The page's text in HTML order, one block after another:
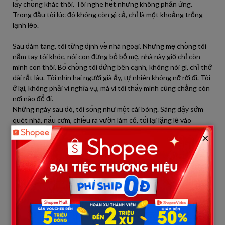
lấy chồng khác thôi. Tôi nghe hết nhưng không phản ứng.
Trong đầu tôi lúc đó không còn gì cả, chỉ là một khoảng trống
lạnh lẽo.
Sau đám tang, tôi từng định về nhà ngoại. Nhưng mẹ chồng tôi
nắm tay tôi khóc, nói con đừng bỏ bố mẹ, nhà này giờ chỉ còn
mình con thôi. Bố chồng tôi đứng bên cạnh, không nói gì, chỉ thở
dài rất lâu. Tôi nhìn hai người già ấy, tự nhiên không nỡ rời đi. Tôi
ở lại, không phải vì nghĩa vụ, mà vì tôi thấy mình cũng chẳng còn
nơi nào để đi.
Những ngày sau đó, tôi sống như một cái bóng. Sáng dậy sớm
quét nhà, nấu cơm, chiều ra vườn làm cỏ, tối lại lặng lẽ vào
phòng. Căn phòng trước đây có hai người, giờ chỉ còn mình tôi.
Có những đêm tôi nằm nhìn trần nhà đến sáng, không ngủ nổi,
không khóc nổi, chỉ thấy mình như đang tồn tại chứ không phải
đang sống.
Mẹ chồng tôi yếu dần sau cú sốc mất con, bà hay đau ốm, nằm
nhiều hơn ngồi. Bố chồng tôi thì vẫn vậy, ít nói nhưng làm gì
cũng gọn gàng. Có một điều tôi bắt đầu để ý là từ ngày chồng
tôi mất, ông quan tâm tôi hơn. Không phải kiểu soi mói, mà là
×